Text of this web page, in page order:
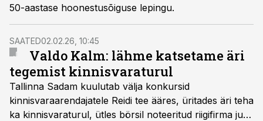
50-aastase hoonestusõiguse lepingu.
SAATED02.02.26, 10:45
Valdo Kalm: lähme katsetame äri
tegemist kinnisvaraturul
Tallinna Sadam kuulutab välja konkursid
kinnisvaraarendajatele Reidi tee ääres, üritades äri teha
ka kinnisvaraturul, ütles börsil noteeritud riigifirma juht